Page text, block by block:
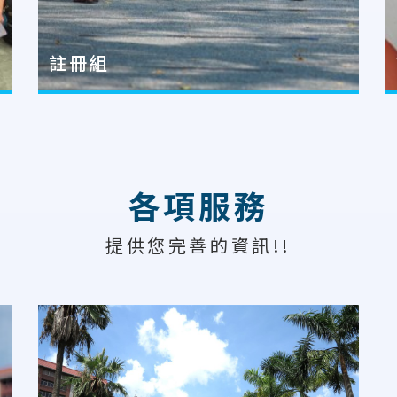
註冊組
各項服務
提供您完善的資訊!!